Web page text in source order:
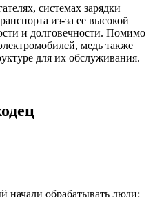
системах зарядки
из-за ее высокой
и долговечности. Помимо
медь также
для их обслуживания.
обрабатывать люди: